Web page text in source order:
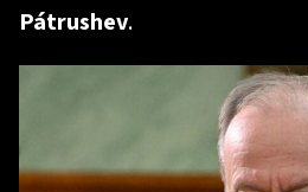
Pátrushev.